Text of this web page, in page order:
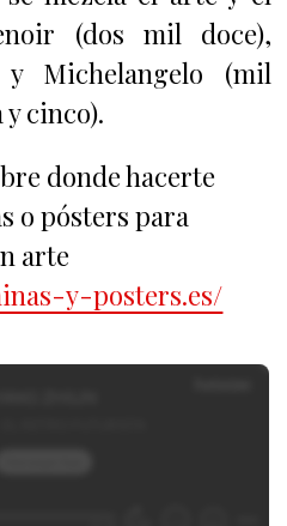
(dos mil doce),
Michelangelo (mil
cinco).
donde hacerte
o pósters para
arte
y-posters.es/